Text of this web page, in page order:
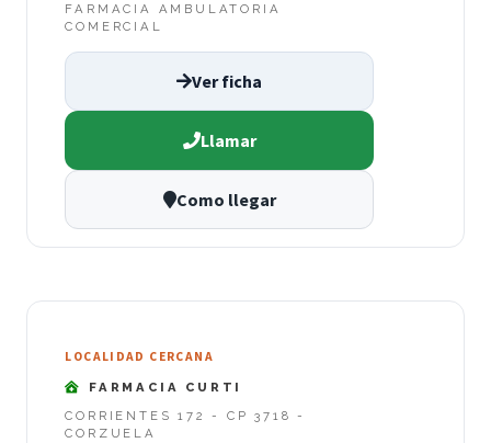
FARMACIA AMBULATORIA
COMERCIAL
Ver ficha
Llamar
Como llegar
LOCALIDAD CERCANA
FARMACIA CURTI
CORRIENTES 172 - CP 3718 -
CORZUELA